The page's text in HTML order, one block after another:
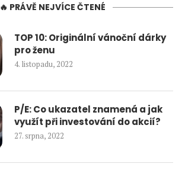
🔥 PRÁVĚ NEJVÍCE ČTENÉ
TOP 10: Originální vánoční dárky
pro ženu
4. listopadu, 2022
P/E: Co ukazatel znamená a jak
využít při investování do akcií?
27. srpna, 2022